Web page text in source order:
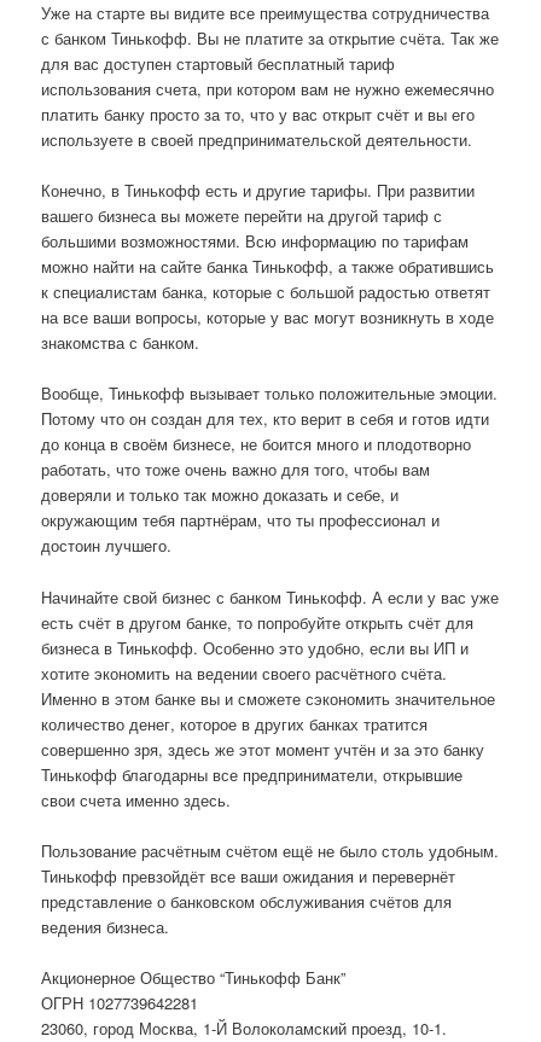
Уже на старте вы видите все преимущества сотрудничества
с банком Тинькофф. Вы не платите за открытие счёта. Так же
для вас доступен стартовый бесплатный тариф
использования счета, при котором вам не нужно ежемесячно
платить банку просто за то, что у вас открыт счёт и вы его
используете в своей предпринимательской деятельности.
Конечно, в Тинькофф есть и другие тарифы. При развитии
вашего бизнеса вы можете перейти на другой тариф с
большими возможностями. Всю информацию по тарифам
можно найти на сайте банка Тинькофф, а также обратившись
к специалистам банка, которые с большой радостью ответят
на все ваши вопросы, которые у вас могут возникнуть в ходе
знакомства с банком.
Вообще, Тинькофф вызывает только положительные эмоции.
Потому что он создан для тех, кто верит в себя и готов идти
до конца в своём бизнесе, не боится много и плодотворно
работать, что тоже очень важно для того, чтобы вам
доверяли и только так можно доказать и себе, и
окружающим тебя партнёрам, что ты профессионал и
достоин лучшего.
Начинайте свой бизнес с банком Тинькофф. А если у вас уже
есть счёт в другом банке, то попробуйте открыть счёт для
бизнеса в Тинькофф. Особенно это удобно, если вы ИП и
хотите экономить на ведении своего расчётного счёта.
Именно в этом банке вы и сможете сэкономить значительное
количество денег, которое в других банках тратится
совершенно зря, здесь же этот момент учтён и за это банку
Тинькофф благодарны все предприниматели, открывшие
свои счета именно здесь.
Пользование расчётным счётом ещё не было столь удобным.
Тинькофф превзойдёт все ваши ожидания и перевернёт
представление о банковском обслуживания счётов для
ведения бизнеса.
Акционерное Общество “Тинькофф Банк”
ОГРН 1027739642281
23060, город Москва, 1-Й Волоколамский проезд, 10-1.